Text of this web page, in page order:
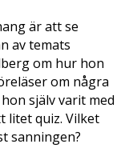
är att se
av temats
om hur hon
om några
själv varit med
litet quiz. Vilket
sanningen?